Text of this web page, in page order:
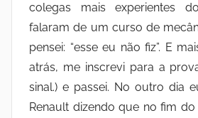
colegas mais experientes
falaram de um curso de
pensei: “esse eu não fiz”. E
atrás, me inscrevi para a
sinal.) e passei. No outro dia
Renault dizendo que no fim